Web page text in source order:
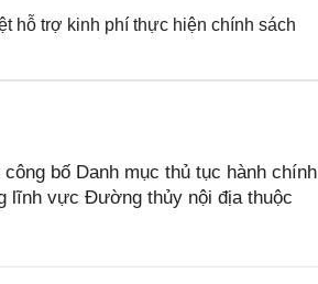
hỗ trợ kinh phí thực hiện chính sách
bố Danh mục thủ tục hành chính
lĩnh vực Đường thủy nội địa thuộc